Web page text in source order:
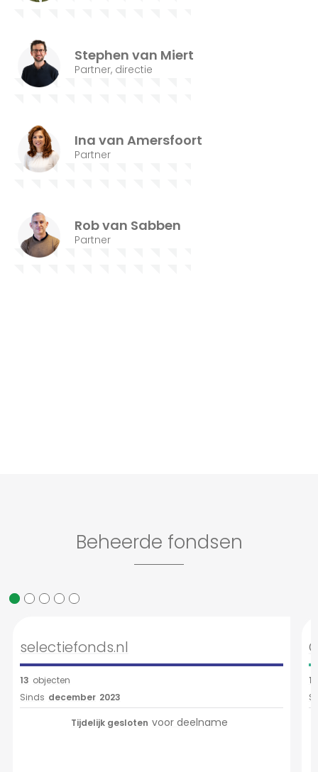
Stephen van Miert
Partner, directie
Ina van Amersfoort
Partner
Rob van Sabben
Partner
Beheerde fondsen
selectiefonds.nl
13 objecten
Sinds december 2023
Tijdelijk gesloten voor deelname
1